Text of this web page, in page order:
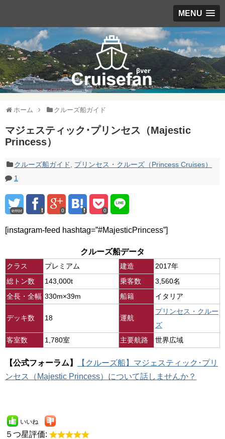
MENU
ホーム クルーズ船ガイド
マジェスティック･プリンセス（Majestic
Princess）
クルーズ船ガイド
プリンセス・クルーズ（Princess Cruises）
1
error 0 0
[instagram-feed hashtag=”#MajesticPrincess”]
クルーズ船データ
クラス プレミアム 建造
2017年
総トン数
143,000t 乗客数
3,560名
全長・全幅 330m×39m 船籍 イタリア
デッキ数 18 運航
プリンセス・クルー
ズ
客室数
1,780室 主要航路 世界広域
【公式フォーラム】
【クルーズ船】マジェスティック･プリ
ンセス（Majestic Princess）について話しませんか？
いいね
５つ星評価: